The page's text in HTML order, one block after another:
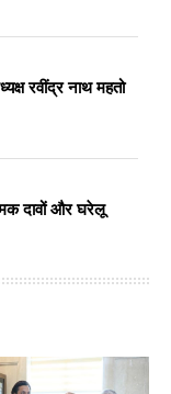
रवींद्र नाथ महतो
दावों और घरेलू